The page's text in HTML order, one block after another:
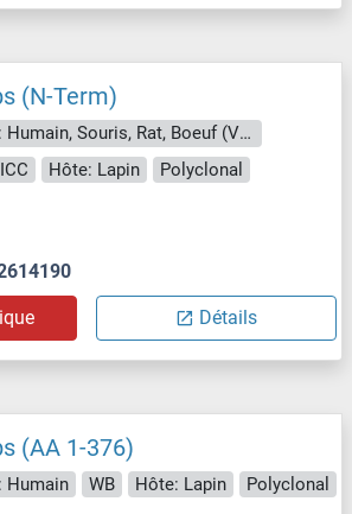
(N-Term)
Reactivité: Humain, Souris, Rat, Boeuf (Vache), Lapin, Poulet
Hôte: Lapin
Polyclonal
Détails
(AA 1-376)
Humain WB Hôte: Lapin
Polyclonal